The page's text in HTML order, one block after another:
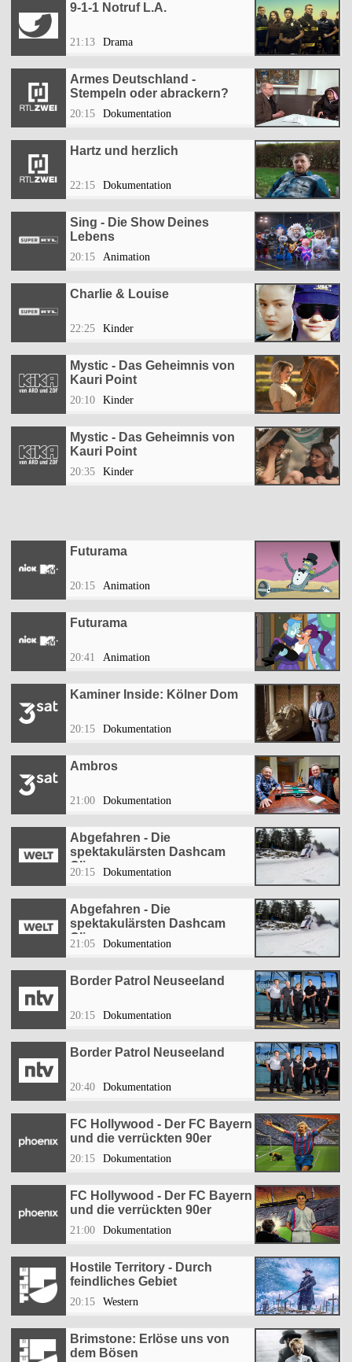
9-1-1 Notruf L.A.
21:13 Drama
Armes Deutschland -
Stempeln oder abrackern?
20:15 Dokumentation
Hartz und herzlich
22:15 Dokumentation
Sing - Die Show Deines
Lebens
20:15 Animation
Charlie & Louise
22:25 Kinder
Mystic - Das Geheimnis von
Kauri Point
20:10 Kinder
Mystic - Das Geheimnis von
Kauri Point
20:35 Kinder
Futurama
20:15 Animation
Futurama
20:41 Animation
Kaminer Inside: Kölner Dom
20:15 Dokumentation
Ambros
21:00 Dokumentation
Abgefahren - Die
spektakulärsten Dashcam
Clips
20:15 Dokumentation
Abgefahren - Die
spektakulärsten Dashcam
Clips
21:05 Dokumentation
Border Patrol Neuseeland
20:15 Dokumentation
Border Patrol Neuseeland
20:40 Dokumentation
FC Hollywood - Der FC Bayern
und die verrückten 90er
20:15 Dokumentation
FC Hollywood - Der FC Bayern
und die verrückten 90er
21:00 Dokumentation
Hostile Territory - Durch
feindliches Gebiet
20:15 Western
Brimstone: Erlöse uns von
dem Bösen